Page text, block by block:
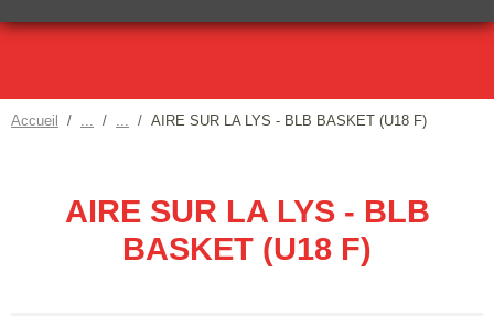
Accueil AIRE SUR LA LYS - BLB BASKET (U18 F)
AIRE SUR LA LYS - BLB
BASKET (U18 F)